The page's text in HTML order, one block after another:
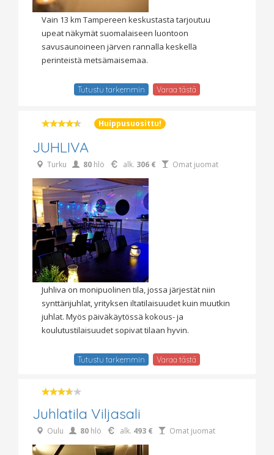
Vain 13 km Tampereen keskustasta tarjoutuu
upeat näkymät suomalaiseen luontoon
savusaunoineen järven rannalla keskellä
perinteistä metsämaisemaa.
Tutustu tarkemmin Varaa tästä
Huippusuosittu!
JUHLIVA
Turku 80 hlö alk. 306 € Omat juomat
Juhliva on monipuolinen tila, jossa järjestät niin
synttärijuhlat, yrityksen iltatilaisuudet kuin muutkin
juhlat. Myös päiväkäytössä kokous- ja
koulutustilaisuudet sopivat tilaan hyvin.
Tutustu tarkemmin Varaa tästä
Juhlatila Viljasali
Oulu 80 hlö alk. 493 € Omat juomat